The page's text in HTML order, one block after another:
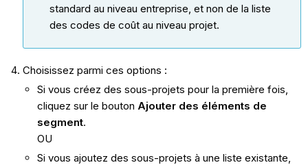
standard au niveau entreprise, et non de la liste
des codes de coût au niveau projet.
Choisissez parmi ces options :
Si vous créez des sous-projets pour la première fois,
cliquez sur le bouton Ajouter des éléments de
segment.
OU
Si vous ajoutez des sous-projets à une liste existante,